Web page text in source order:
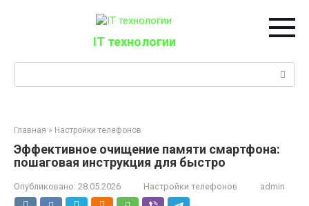
IT технологии
Главная » Настройки телефонов
Эффективное очищение памяти смартфона:
пошаговая инструкция для быстро
Опубликовано: 28.05.2026 Настройки телефонов admin